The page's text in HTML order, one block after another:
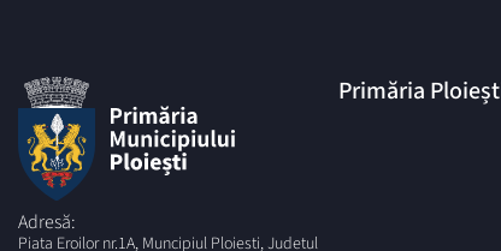
Adresă:
Piata Eroilor nr.1A, Muncipiul Ploiesti, Judetul
Primăria